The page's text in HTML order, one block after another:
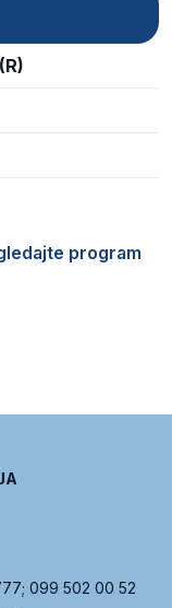
program
099 502 00 52